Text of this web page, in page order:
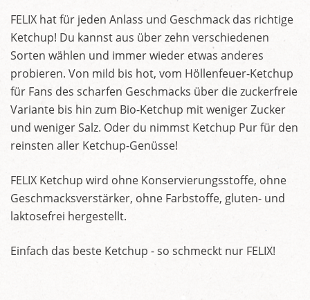
FELIX hat für jeden Anlass und Geschmack das richtige
Ketchup! Du kannst aus über zehn verschiedenen
Sorten wählen und immer wieder etwas anderes
probieren. Von mild bis hot, vom Höllenfeuer-Ketchup
für Fans des scharfen Geschmacks über die zuckerfreie
Variante bis hin zum Bio-Ketchup mit weniger Zucker
und weniger Salz. Oder du nimmst Ketchup Pur für den
reinsten aller Ketchup-Genüsse!
FELIX Ketchup wird ohne Konservierungsstoffe, ohne
Geschmacksverstärker, ohne Farbstoffe, gluten- und
laktosefrei hergestellt.
Einfach das beste Ketchup - so schmeckt nur FELIX!